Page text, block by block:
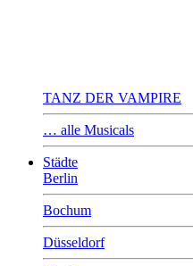
TANZ DER VAMPIRE
… alle Musicals
Städte
Berlin
Bochum
Düsseldorf